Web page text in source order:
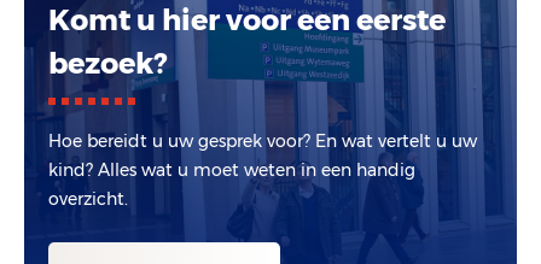
Komt u hier voor een eerste
bezoek?
Hoe bereidt u uw gesprek voor? En wat vertelt u uw
kind? Alles wat u moet weten in een handig
overzicht.